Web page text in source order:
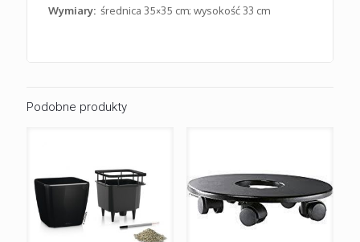
Wymiary: średnica 35×35 cm; wysokość 33 cm
Podobne produkty